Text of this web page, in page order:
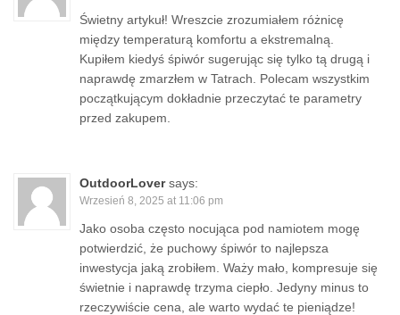
Świetny artykuł! Wreszcie zrozumiałem różnicę
między temperaturą komfortu a ekstremalną.
Kupiłem kiedyś śpiwór sugerując się tylko tą drugą i
naprawdę zmarzłem w Tatrach. Polecam wszystkim
początkującym dokładnie przeczytać te parametry
przed zakupem.
OutdoorLover says:
Wrzesień 8, 2025 at 11:06 pm
Jako osoba często nocująca pod namiotem mogę
potwierdzić, że puchowy śpiwór to najlepsza
inwestycja jaką zrobiłem. Waży mało, kompresuje się
świetnie i naprawdę trzyma ciepło. Jedyny minus to
rzeczywiście cena, ale warto wydać te pieniądze!